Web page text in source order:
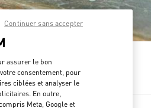
DÉCOUVRIR PLUS
assurer le bon
consentement, pour
ciblées et analyser le
En outre,
Meta, Google et
Continuer sans accepter